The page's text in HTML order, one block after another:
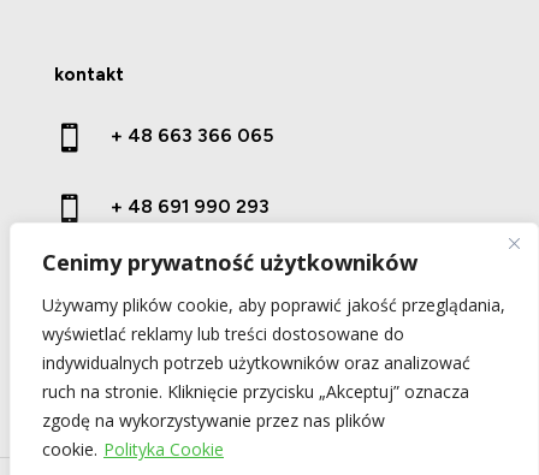
Cenimy prywatność użytkowników
Używamy plików cookie, aby poprawić jakość przeglądania,
wyświetlać reklamy lub treści dostosowane do
indywidualnych potrzeb użytkowników oraz analizować
ruch na stronie. Kliknięcie przycisku „Akceptuj” oznacza
zgodę na wykorzystywanie przez nas plików
cookie. Polityka Cookie
kontakt
 + 48 663 366 065
 + 48 691 990 293
 kontakt@prestige-wood.pl